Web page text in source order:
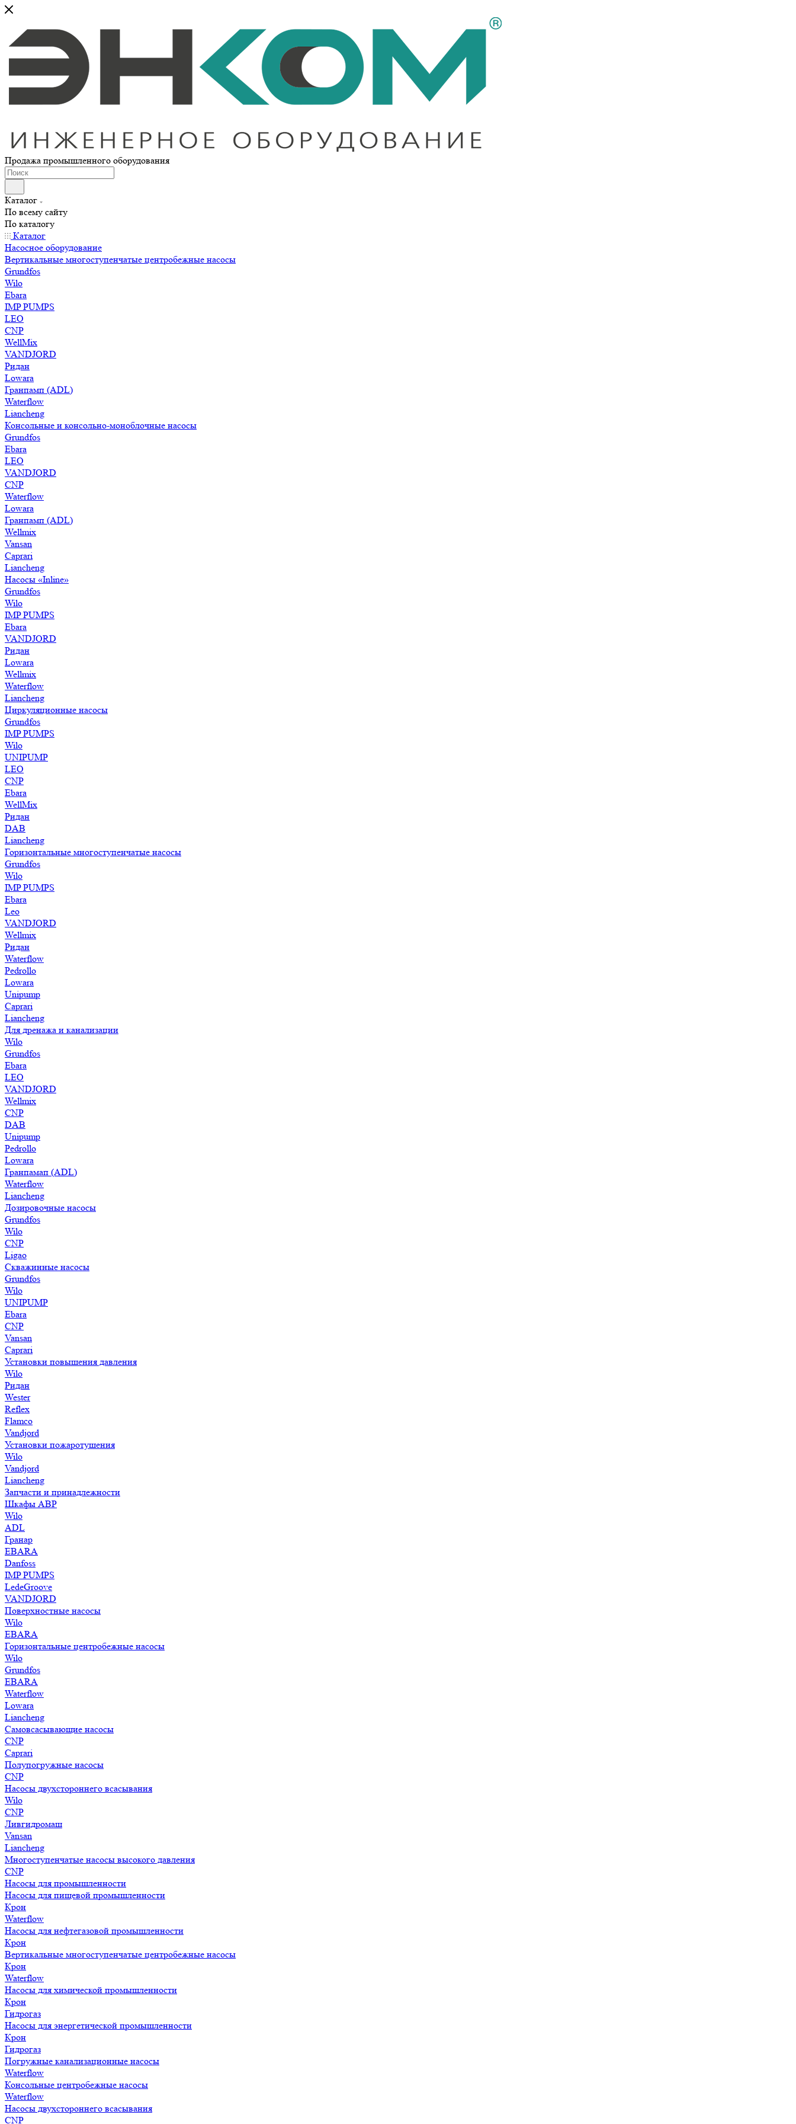
Продажа промышленного оборудования
Каталог
По всему сайту
По каталогу
Каталог
Насосное оборудование
Вертикальные многоступенчатые центробежные насосы
Grundfos
Wilo
Ebara
IMP PUMPS
LEO
CNP
WellMix
VANDJORD
Ридан
Lowara
Гранпамп (ADL)
Waterflow
Liancheng
Консольные и консольно-моноблочные насосы
Grundfos
Ebara
LEO
VANDJORD
CNP
Waterflow
Lowara
Гранпамп (ADL)
Wellmix
Vansan
Caprari
Liancheng
Насосы «Inline»
Grundfos
Wilo
IMP PUMPS
Ebara
VANDJORD
Ридан
Lowara
Wellmix
Waterflow
Liancheng
Циркуляционные насосы
Grundfos
IMP PUMPS
Wilo
UNIPUMP
LEO
CNP
Ebara
WellMix
Ридан
DAB
Liancheng
Горизонтальные многоступенчатые насосы
Grundfos
Wilo
IMP PUMPS
Ebara
Leo
VANDJORD
Wellmix
Ридан
Waterflow
Pedrollo
Lowara
Unipump
Caprari
Liancheng
Для дренажа и канализации
Wilo
Grundfos
Ebara
LEO
VANDJORD
Wellmix
CNP
DAB
Unipump
Pedrollo
Lowara
Гранпамап (ADL)
Waterflow
Liancheng
Дозировочные насосы
Grundfos
Wilo
CNP
Ligao
Скважинные насосы
Grundfos
Wilo
UNIPUMP
Ebara
CNP
Vansan
Caprari
Установки повышения давления
Wilo
Ридан
Wester
Reflex
Flamco
Vandjord
Установки пожаротушения
Wilo
Vandjord
Liancheng
Запчасти и принадлежности
Шкафы АВР
Wilo
ADL
Гранар
EBARA
Danfoss
IMP PUMPS
LedeGroove
VANDJORD
Поверхностные насосы
Wilo
EBARA
Горизонтальные центробежные насосы
Wilo
Grundfos
EBARA
Waterflow
Lowara
Liancheng
Самовсасывающие насосы
CNP
Caprari
Полупогружные насосы
CNP
Насосы двухстороннего всасывания
Wilo
CNP
Ливгидромаш
Vansan
Liancheng
Многоступенчатые насосы высокого давления
CNP
Насосы для промышленности
Насосы для пищевой промышленности
Крон
Waterflow
Насосы для нефтегазовой промышленности
Крон
Вертикальные многоступенчатые центробежные насосы
Крон
Waterflow
Насосы для химической промышленности
Крон
Гидрогаз
Насосы для энергетической промышленности
Крон
Гидрогаз
Погружные канализационные насосы
Waterflow
Консольные центробежные насосы
Waterflow
Насосы двухстороннего всасывания
CNP